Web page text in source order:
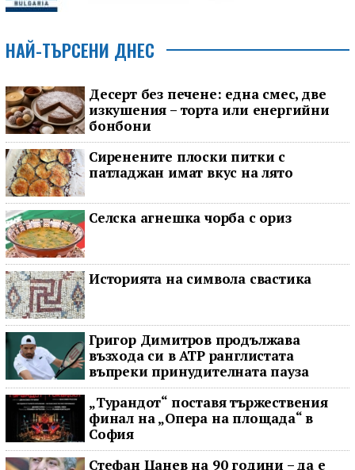
НАЙ-ТЪРСЕНИ ДНЕС
Десерт без печене: една смес, две
изкушения – торта или енергийни
бонбони
Сиренените плоски питки с
патладжан имат вкус на лято
Селска агнешка чорба с ориз
Историята на символа свастика
Григор Димитров продължава
възхода си в ATP ранглистата
въпреки принудителната пауза
„Турандот“ поставя тържествения
финал на „Опера на площада“ в
София
Стефан Цанев на 90 години – да е